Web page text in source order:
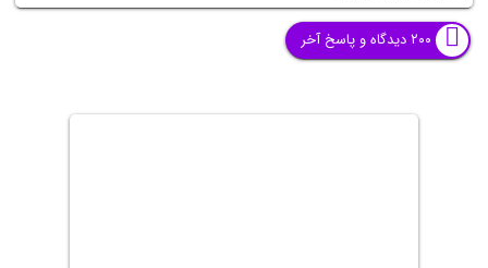
۲۰۰ دیدگاه و پاسخ آخر